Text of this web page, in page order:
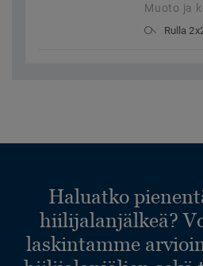
Muoto ja
Rulla
Haluatko
hiilijalanjälkeä?
laskintamme